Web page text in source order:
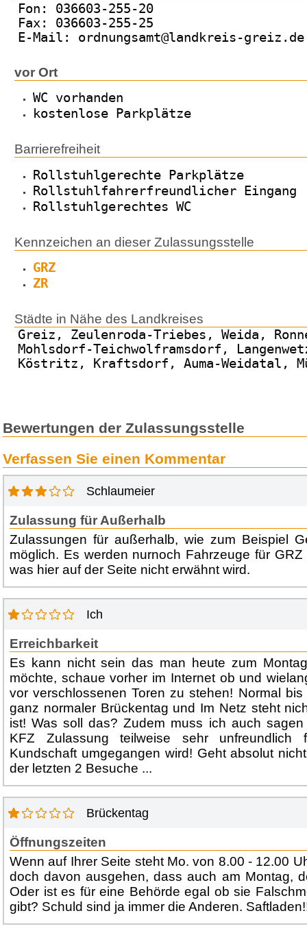
Fon: 036603-255-20
Fax: 036603-255-25
E-Mail: ordnungsamt@landkreis-greiz.de
vor Ort
WC vorhanden
kostenlose Parkplätze
Barrierefreiheit
Rollstuhlgerechte Parkplätze
Rollstuhlfahrerfreundlicher Eingang
Rollstuhlgerechtes WC
Kennzeichen an dieser Zulassungsstelle
GRZ
ZR
Städte in Nähe des Landkreises
Greiz, Zeulenroda-Triebes, Weida,
Mohlsdorf-Teichwolframsdorf,
Köstritz, Kraftsdorf, Auma-Weidatal,
Bewertungen der Zulassungsstelle
Verfassen Sie einen Kommentar
Schlaumeier
Zulassung für Außerhalb
Zulassungen für außerhalb, wie zum Beispiel
möglich. Es werden nurnoch Fahrzeuge für
was hier auf der Seite nicht erwähnt wird.
Ich
Erreichbarkeit
Es kann nicht sein das man heute zum
möchte, schaue vorher im Internet ob und
vor verschlossenen Toren zu stehen! Normal
ganz normaler Brückentag und Im Netz steht
ist! Was soll das? Zudem muss ich auch
KFZ Zulassung teilweise sehr
Kundschaft umgegangen wird! Geht absolut
der letzten 2 Besuche ...
Brückentag
Öffnungszeiten
Wenn auf Ihrer Seite steht Mo. von 8.00 - 12.00
doch davon ausgehen, dass auch am Montag,
Oder ist es für eine Behörde egal ob sie
gibt? Schuld sind ja immer die Anderen.